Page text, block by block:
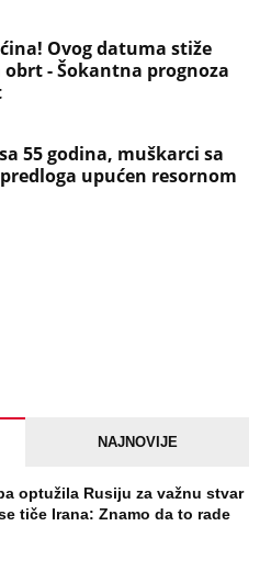
Ovog datuma stiže
- Šokantna prognoza
55 godina, muškarci sa
upućen resornom
NAJNOVIJE
optužila Rusiju za važnu stvar
tiče Irana: Znamo da to rade